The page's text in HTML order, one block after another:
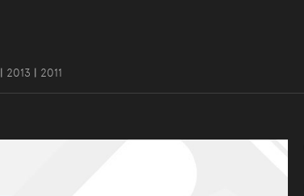
| 2013 | 2011